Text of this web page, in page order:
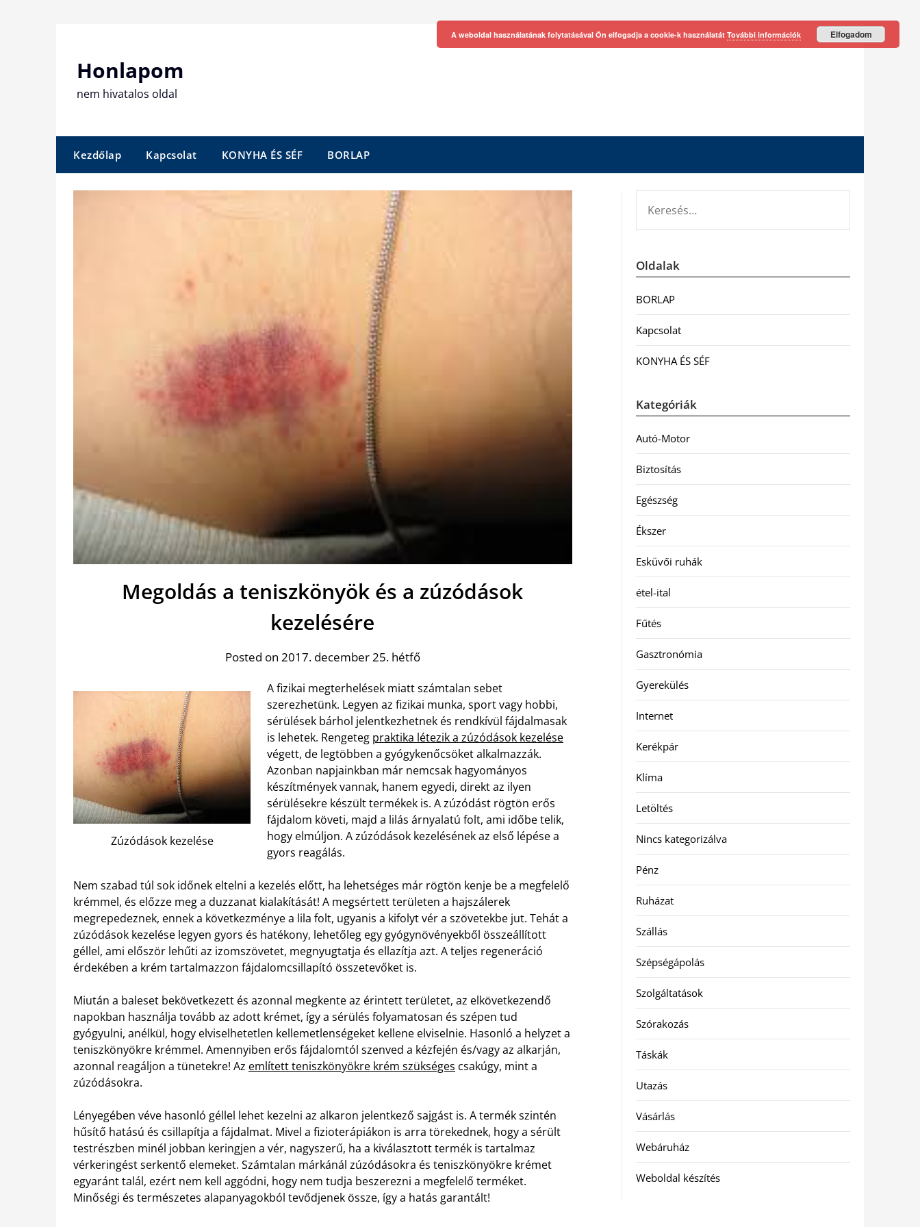
Honlapom
nem hivatalos oldal
Kezdőlap Kapcsolat KONYHA ÉS SÉF BORLAP
Megoldás a teniszkönyök és a zúzódások
kezelésére
Posted on 2017. december 25. hétfő
Zúzódások kezelése
A fizikai megterhelések miatt számtalan sebet
szerezhetünk. Legyen az fizikai munka, sport vagy hobbi,
sérülések bárhol jelentkezhetnek és rendkívül fájdalmasak
is lehetek. Rengeteg praktika létezik a zúzódások kezelése
végett, de legtöbben a gyógykenőcsöket alkalmazzák.
Azonban napjainkban már nemcsak hagyományos
készítmények vannak, hanem egyedi, direkt az ilyen
sérülésekre készült termékek is. A zúzódást rögtön erős
fájdalom követi, majd a lilás árnyalatú folt, ami időbe telik,
hogy elmúljon. A zúzódások kezelésének az első lépése a
gyors reagálás.
Nem szabad túl sok időnek eltelni a kezelés előtt, ha lehetséges már rögtön kenje be a megfelelő
krémmel, és előzze meg a duzzanat kialakítását! A megsértett területen a hajszálerek
megrepedeznek, ennek a következménye a lila folt, ugyanis a kifolyt vér a szövetekbe jut. Tehát a
zúzódások kezelése legyen gyors és hatékony, lehetőleg egy gyógynövényekből összeállított
géllel, ami először lehűti az izomszövetet, megnyugtatja és ellazítja azt. A teljes regeneráció
érdekében a krém tartalmazzon fájdalomcsillapító összetevőket is.
Miután a baleset bekövetkezett és azonnal megkente az érintett területet, az elkövetkezendő
napokban használja tovább az adott krémet, így a sérülés folyamatosan és szépen tud
gyógyulni, anélkül, hogy elviselhetetlen kellemetlenségeket kellene elviselnie. Hasonló a helyzet a
teniszkönyökre krémmel. Amennyiben erős fájdalomtól szenved a kézfején és/vagy az alkarján,
azonnal reagáljon a tünetekre! Az említett teniszkönyökre krém szükséges csakúgy, mint a
zúzódásokra.
Lényegében véve hasonló géllel lehet kezelni az alkaron jelentkező sajgást is. A termék szintén
hűsítő hatású és csillapítja a fájdalmat. Mivel a fizioterápiákon is arra törekednek, hogy a sérült
testrészben minél jobban keringjen a vér, nagyszerű, ha a kiválasztott termék is tartalmaz
vérkeringést serkentő elemeket. Számtalan márkánál zúzódásokra és teniszkönyökre krémet
egyaránt talál, ezért nem kell aggódni, hogy nem tudja beszerezni a megfelelő terméket.
Minőségi és természetes alapanyagokból tevődjenek össze, így a hatás garantált!
Oldalak
BORLAP
Kapcsolat
KONYHA ÉS SÉF
Kategóriák
Autó-Motor
Biztosítás
Egészség
Ékszer
Esküvői ruhák
étel-ital
Fűtés
Gasztronómia
Gyerekülés
Internet
Kerékpár
Klíma
Letöltés
Nincs kategorizálva
Pénz
Ruházat
Szállás
Szépségápolás
Szolgáltatások
Szórakozás
Táskák
Utazás
Vásárlás
Webáruház
Weboldal készítés
A weboldal használatának folytatásával Ön elfogadja a cookie-k használatát További információk Elfogadom